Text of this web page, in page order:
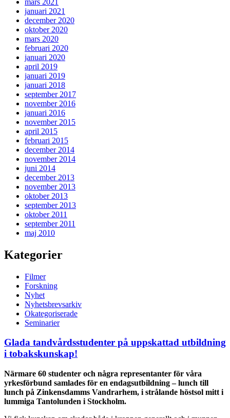
januari 2021
december 2020
oktober 2020
mars 2020
februari 2020
januari 2020
april 2019
januari 2019
januari 2018
september 2017
november 2016
januari 2016
november 2015
april 2015
februari 2015
december 2014
november 2014
juni 2014
december 2013
november 2013
oktober 2013
september 2013
oktober 2011
september 2011
maj 2010
Kategorier
Filmer
Forskning
Nyhet
Nyhetsbrevsarkiv
Okategoriserade
Seminarier
Glada tandvårdsstudenter på uppskattad utbildning
i tobakskunskap!
Närmare 60 studenter och några representanter för våra
yrkesförbund samlades för en endagsutbildning – lunch till
lunch på Zinkensdamms Vandrarhem, i strålande höstsol mitt i
lummiga Tantolunden i Stockholm.